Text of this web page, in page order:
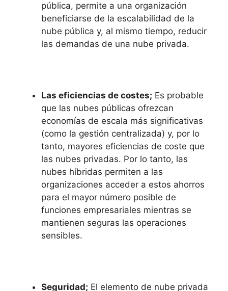
pública, permite a una organización
beneficiarse de la escalabilidad de la
nube pública y, al mismo tiempo, reducir
las demandas de una nube privada.
Las eficiencias de costes; Es probable
que las nubes públicas ofrezcan
economías de escala más significativas
(como la gestión centralizada) y, por lo
tanto, mayores eficiencias de coste que
las nubes privadas. Por lo tanto, las
nubes híbridas permiten a las
organizaciones acceder a estos ahorros
para el mayor número posible de
funciones empresariales mientras se
mantienen seguras las operaciones
sensibles.
Seguridad; El elemento de nube privada